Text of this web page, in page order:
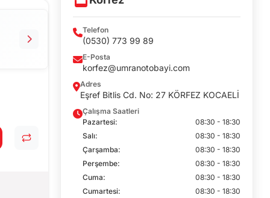
Telefon
(0530) 773 99 89
E-Posta
korfez@umranotobayi.com
Adres
Eşref Bitlis Cd. No: 27 KÖRFEZ KOCAELİ
Çalışma Saatleri
Pazartesi:
08:30 - 18:30
Salı:
08:30 - 18:30
Çarşamba:
08:30 - 18:30
Perşembe:
08:30 - 18:30
Cuma:
08:30 - 18:30
Cumartesi:
08:30 - 18:30